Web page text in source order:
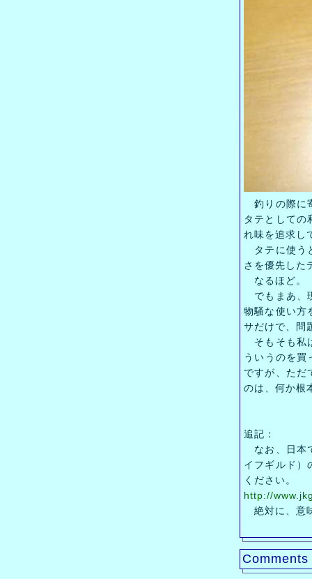
釣りの際に
タテとしての
れ味を追求し
タテに使う
さを優先した
なるほど。
でもまあ、
物騒な使い方
サだけで、問
そもそも私
ういうのを
ですが、ただ
のは、何か根
追記：
なお、日本
イフギルド）
ください。
http://
絶対に、意
Comments